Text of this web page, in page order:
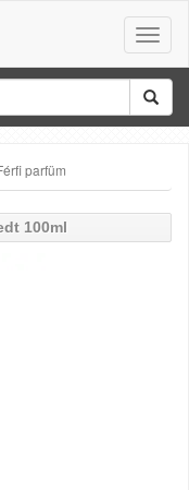
Toggle
parfüm
100ml